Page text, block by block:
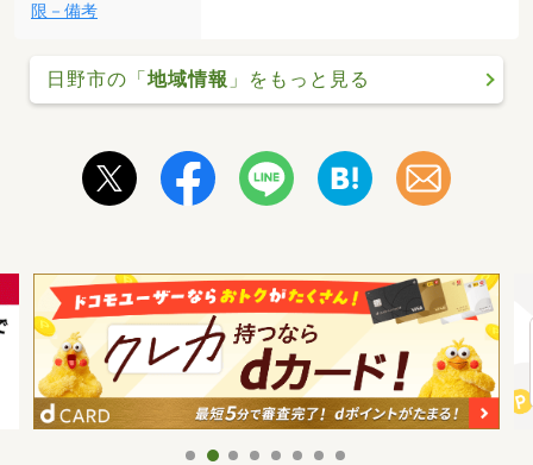
限－備考
日野市の「地域情報 」をもっと見る